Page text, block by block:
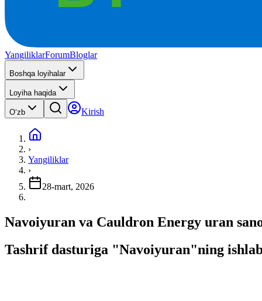
YangiliklarForumBloglar
Boshqa loyihalar
Loyiha haqida
Oʻzb Kirish
›
Yangiliklar
›
28-mart, 2026
Navoiyuran va Cauldron Energy uran
Tashrif dasturiga "Navoiyuran"ning